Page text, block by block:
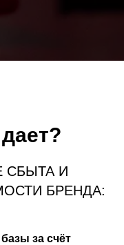
СБЫТА И
БРЕНДА:
за счёт